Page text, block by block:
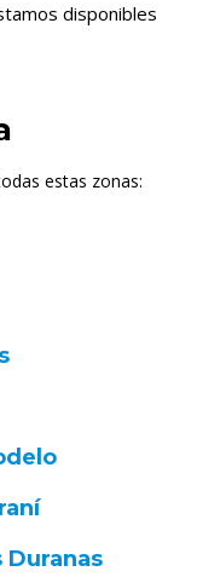
disponibles
estas zonas:
Duranas